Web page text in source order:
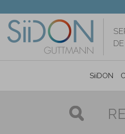
contenido
principal
SiiDON